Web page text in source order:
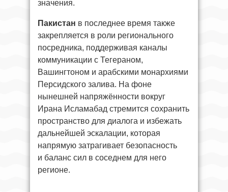
значения.
Пакистан в последнее время также
закрепляется в роли регионального
посредника, поддерживая каналы
коммуникации с Тегераном,
Вашингтоном и арабскими монархиями
Персидского залива. На фоне
нынешней напряжённости вокруг
Ирана Исламабад стремится сохранить
пространство для диалога и избежать
дальнейшей эскалации, которая
напрямую затрагивает безопасность
и баланс сил в соседнем для него
регионе.